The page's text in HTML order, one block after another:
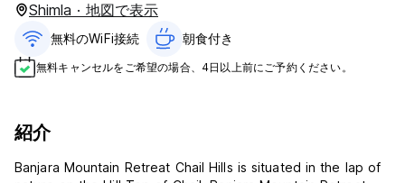
Shimla · 地図で表示
無料のWiFi接続 朝食付き‎
無料キャンセルをご希望の場合、4日以上前にご予約ください。
紹介
Banjara Mountain Retreat Chail Hills is situated in the lap of